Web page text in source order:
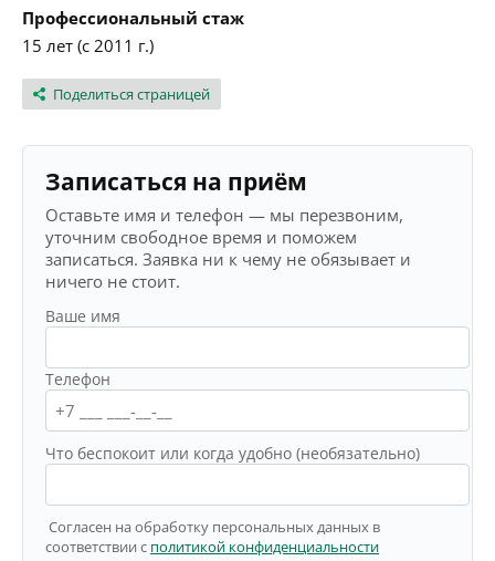
Профессиональный стаж
15 лет (с 2011 г.)
Поделиться страницей
Записаться на приём
Оставьте имя и телефон — мы перезвоним,
уточним свободное время и поможем
записаться. Заявка ни к чему не обязывает и
ничего не стоит.
Ваше имя
Телефон
Что беспокоит или когда удобно (необязательно)
Согласен на обработку персональных данных в
соответствии с политикой конфиденциальности